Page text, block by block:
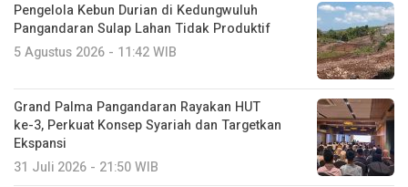
Pengelola Kebun Durian di Kedungwuluh
Pangandaran Sulap Lahan Tidak Produktif ‎
5 Agustus 2026 - 11:42 WIB
Grand Palma Pangandaran Rayakan HUT
ke-3, Perkuat Konsep Syariah dan Targetkan
Ekspansi
31 Juli 2026 - 21:50 WIB